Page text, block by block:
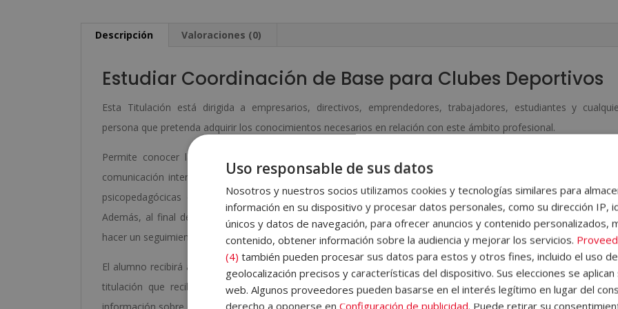
Europeo
cantidad
Descripción Valoraciones (0)
Estudiar Coordinación de Base para Clubes Deportivos
Esta Titulación está dirigida a empresarios, directivos, emprendedores, trabajadores, estudiantes y
persona que pretenda adquirir los conocimientos necesarios en relación con este ámbito profesional.
Permite conocer la organización del club deportivo, la figura del coordinador deportivo, la junta directiva, la
comunicación interna, las cualidades físicas y psicomotrices básicas, la planificación de la temporada, las bases
psicopedagócicas de la enseñanza y la psicología y coaching deportivo, entre otros conceptos
Además, al final de cada unidad didáctica el alumno/a encontrará ejercicios de autoevaluación que le permitirán
hacer un seguimiento del curso de forma autónoma y reforzar aquellos aspectos que considere oportunos.
El alumno recibirá acceso a un curso inicial donde encontrará información sobre la metodología de aprendizaje, la
titulación que recibirá, el funcionamiento del Campus Virtual, qué hacer una vez el alumno haya finalizado
Uso responsable de sus datos
Nosotros y nuestros socios utilizamos cookies y tecnologías similares para
información en su dispositivo y procesar datos personales, como su dirección IP,
únicos y datos de navegación, para ofrecer anuncios y contenido personalizados,
contenido, obtener información sobre la audiencia y mejorar los servicios.
(4) también pueden procesar sus datos para estos y otros fines, incluido el uso
geolocalización precisos y características del dispositivo. Sus elecciones se
web. Algunos proveedores pueden basarse en el interés legítimo en lugar del
derecho a oponerse en Configuración de publicidad. Puede retirar su